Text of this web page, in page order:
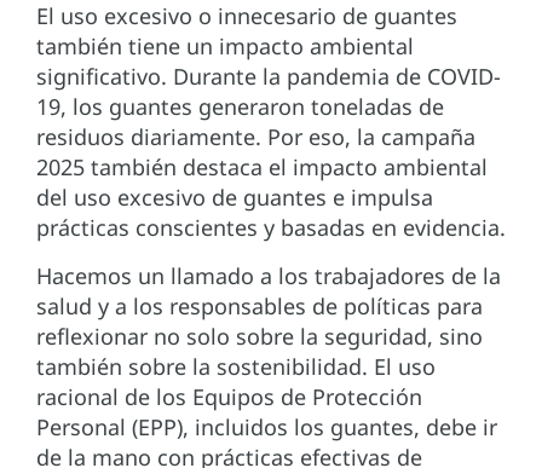
El uso excesivo o innecesario de guantes
también tiene un impacto ambiental
significativo. Durante la pandemia de COVID-
19, los guantes generaron toneladas de
residuos diariamente. Por eso, la campaña
2025 también destaca el impacto ambiental
del uso excesivo de guantes e impulsa
prácticas conscientes y basadas en evidencia.
Hacemos un llamado a los trabajadores de la
salud y a los responsables de políticas para
reflexionar no solo sobre la seguridad, sino
también sobre la sostenibilidad. El uso
racional de los Equipos de Protección
Personal (EPP), incluidos los guantes, debe ir
de la mano con prácticas efectivas de